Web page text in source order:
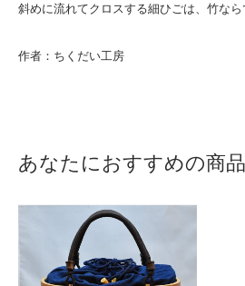
斜めに流れてクロスする細ひごは、竹なら
作者：ちくだい工房
あなたにおすすめの商品